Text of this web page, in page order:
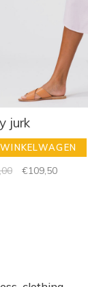
jurk
€109,50